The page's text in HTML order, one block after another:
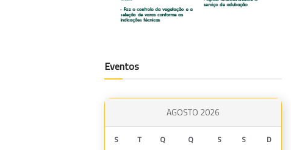
Eventos
AGOSTO 2026
S T Q Q S S D